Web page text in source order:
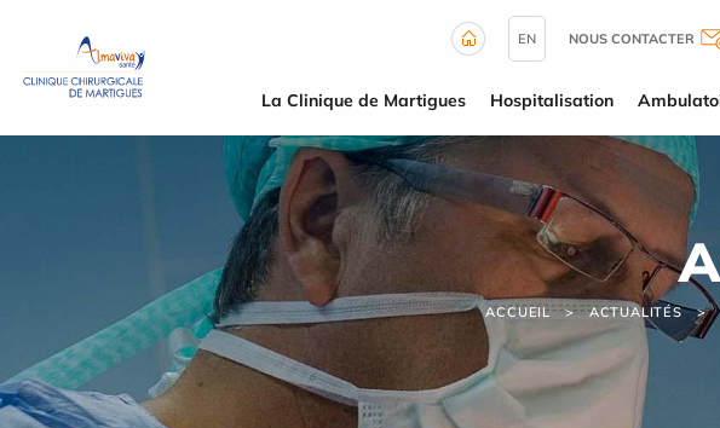
EN NOUS CONTACTER
La Clinique de Martigues Hospitalisation
ACCUEIL ACTUALITÉS